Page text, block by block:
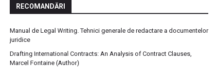
RECOMANDĂRI
Manual de Legal Writing. Tehnici generale de redactare a documentelor
juridice
Drafting International Contracts: An Analysis of Contract Clauses,
Marcel Fontaine (Author)